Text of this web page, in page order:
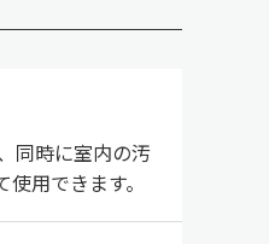
同時に室内の汚
用できます。